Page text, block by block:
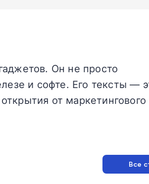
Он не просто
и софте. Его тексты —
от
Все